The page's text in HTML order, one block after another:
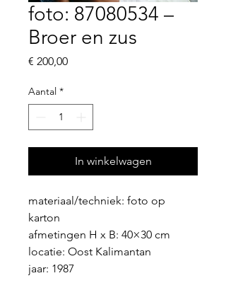
foto: 87080534 –
Broer en zus
€ 200,00Prijs
Aantal *
In winkelwagen
materiaal/techniek: foto op
karton
afmetingen H x B: 40×30 cm
locatie: Oost Kalimantan
jaar: 1987